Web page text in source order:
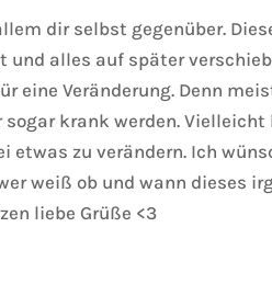
dir selbst gegenüber.
alles auf später
eine Veränderung. Denn
krank werden.
zu verändern. Ich
weiß ob und wann dieses
liebe Grüße <3